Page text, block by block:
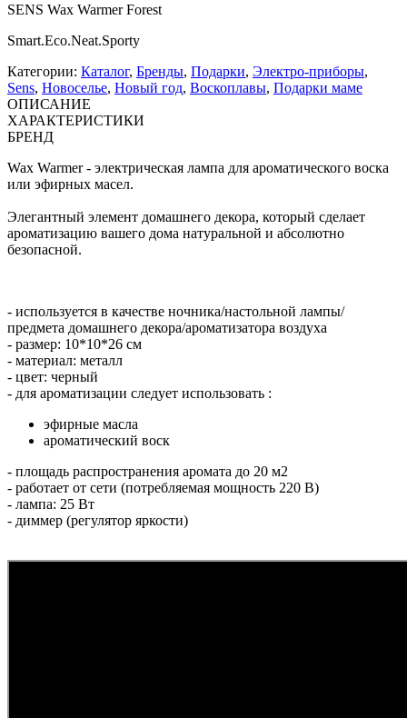
SENS Wax Warmer Forest
Smart.Eco.Neat.Sporty
Категории: Каталог, Бренды, Подарки, Электро-приборы,
Sens, Новоселье, Новый год, Воскоплавы, Подарки маме
ОПИСАНИЕ
ХАРАКТЕРИСТИКИ
БРЕНД
Waх Warmer - электрическая лампа для ароматического воска
или эфирных масел.
Элегантный элемент домашнего декора, который сделает
ароматизацию вашего дома натуральной и абсолютно
безопасной.
- используется в качестве ночника/настольной лампы/
предмета домашнего декора/ароматизатора воздуха
- размер: 10*10*26 см
- материал: металл
- цвет: черный
- для ароматизации следует использовать :
эфирные масла
ароматический воск
- площадь распространения аромата до 20 м2
- работает от сети (потребляемая мощность 220 В)
- лампа: 25 Вт
- диммер (регулятор яркости)